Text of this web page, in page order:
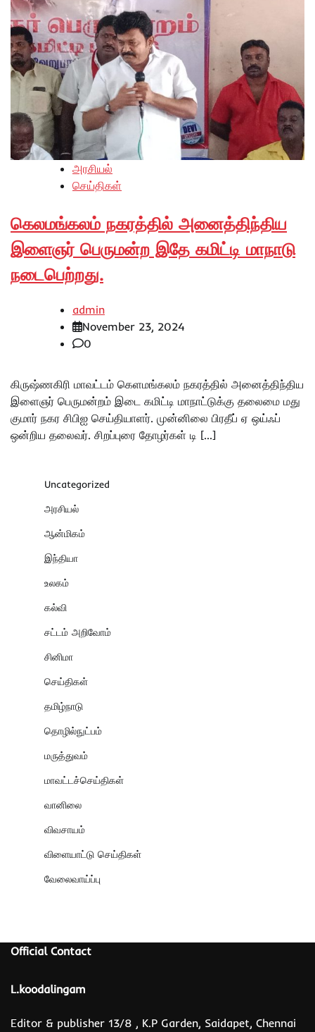
அரசியல்
செய்திகள்
கெலமங்கலம் நகரத்தில் அனைத்திந்திய
இளைஞர் பெருமன்ற இதே கமிட்டி மாநாடு
நடைபெற்றது.
admin
November 23, 2024
0
கிருஷ்ணகிரி மாவட்டம் கெளமங்கலம் நகரத்தில் அனைத்திந்திய
இளைஞர் பெருமன்றம் இடை கமிட்டி மாநாட்டுக்கு தலைமை மது
குமார் நகர சிபிஐ செய்தியாளர். முன்னிலை பிரதீப் ஏ ஒய்ஃப்
ஒன்றிய தலைவர். சிறப்புரை தோழர்கள் டி […]
Uncategorized
அரசியல்
ஆன்மிகம்
இந்தியா
உலகம்
கல்வி
சட்டம் அறிவோம்
சினிமா
செய்திகள்
தமிழ்நாடு
தொழில்நுட்பம்
மருத்துவம்
மாவட்டச்செய்திகள்
வானிலை
விவசாயம்
விளையாட்டு செய்திகள்
வேலைவாய்ப்பு
Official Contact
L.koodalingam
Editor & publisher 13/8 , K.P Garden, Saidapet, Chennai